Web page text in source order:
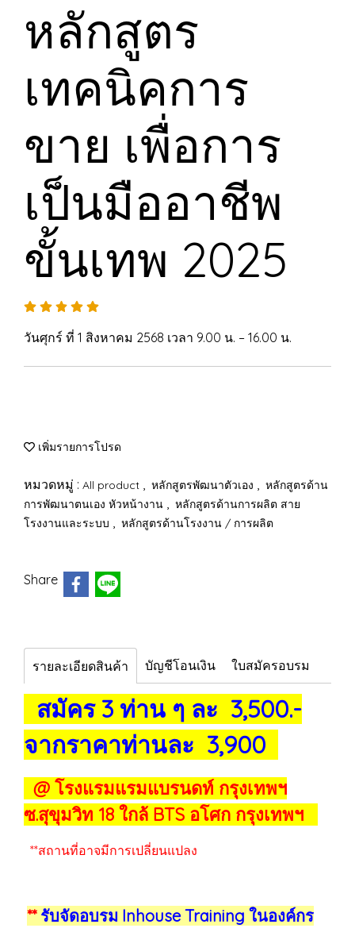
หลักสูตร
เทคนิคการ
ขาย เพื่อการ
เป็นมืออาชีพ
ขั้นเทพ 2025
วันศุกร์ ที่ 1 สิงหาคม 2568 เวลา 9.00 น. – 16.00 น.
เพิ่มรายการโปรด
หมวดหมู่ : All product , หลักสูตรพัฒนาตัวเอง , หลักสูตรด้าน
การพัฒนาตนเอง หัวหน้างาน , หลักสูตรด้านการผลิต สาย
โรงงานและระบบ , หลักสูตรด้านโรงงาน / การผลิต
Share
รายละเอียดสินค้า บัญชีโอนเงิน ใบสมัครอบรม
สมัคร 3 ท่าน ๆ ละ 3,500.-
จากราคาท่านละ 3,900
@ โรงแรมแรมแบรนดท์ กรุงเทพฯ
ซ.สุขุมวิท 18 ใกล้ BTS อโศก กรุงเทพฯ
**สถานที่อาจมีการเปลี่ยนแปลง
**รับจัดอบรม Inhouse Training ในองค์กร